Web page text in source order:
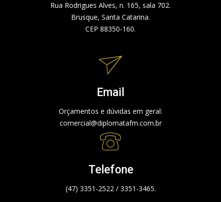
Rua Rodrigues Alves, n. 165, sala 702.
Brusque, Santa Catarina.
CEP 88350-160.
Email
Orçamentos e dúvidas em geral:
comercial@diplomatafm.com.br
Telefone
(47) 3351-2522 / 3351-3465.